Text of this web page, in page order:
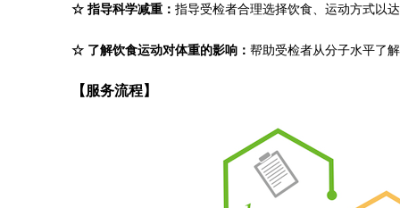
☆ 指导科学减重： 指导受检者合理选择饮食、运动方式以
☆ 了解饮食运动对体重的影响： 帮助受检者从分子水平了
【服务流程】